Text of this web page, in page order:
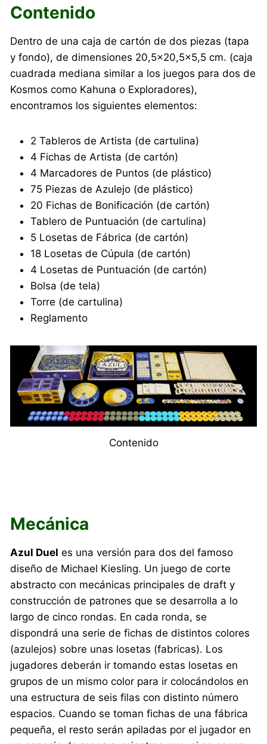
Contenido
Dentro de una caja de cartón de dos piezas (tapa
y fondo), de dimensiones 20,5×20,5×5,5 cm. (caja
cuadrada mediana similar a los juegos para dos de
Kosmos como Kahuna o Exploradores),
encontramos los siguientes elementos:
2 Tableros de Artista (de cartulina)
4 Fichas de Artista (de cartón)
4 Marcadores de Puntos (de plástico)
75 Piezas de Azulejo (de plástico)
20 Fichas de Bonificación (de cartón)
Tablero de Puntuación (de cartulina)
5 Losetas de Fábrica (de cartón)
18 Losetas de Cúpula (de cartón)
4 Losetas de Puntuación (de cartón)
Bolsa (de tela)
Torre (de cartulina)
Reglamento
Contenido
Mecánica
Azul Duel es una versión para dos del famoso
diseño de Michael Kiesling. Un juego de corte
abstracto con mecánicas principales de draft y
construcción de patrones que se desarrolla a lo
largo de cinco rondas. En cada ronda, se
dispondrá una serie de fichas de distintos colores
(azulejos) sobre unas losetas (fabricas). Los
jugadores deberán ir tomando estas losetas en
grupos de un mismo color para ir colocándolos en
una estructura de seis filas con distinto número
espacios. Cuando se toman fichas de una fábrica
pequeña, el resto serán apiladas por el jugador en